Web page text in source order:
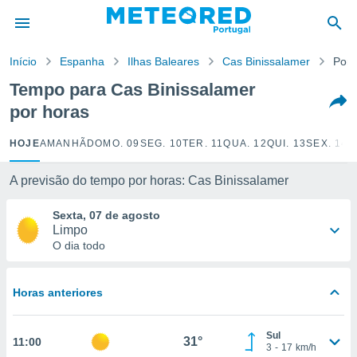
da
foi
para
fornecidas
a este
e
digital
ou
Início Espanha Ilhas Baleares Cas Binissalamer Por
Tempo para Cas Binissalamer
por horas
HOJEAMANHÃ DOMO. 09 SEG. 10TER. 11QUA. 12QUI. 13SEX. 14
A previsão do tempo por horas: Cas Binissalamer
Sexta, 07 de agosto
Limpo
O dia todo
Horas anteriores
11:00 31°
Sul
3 - 17 km/h